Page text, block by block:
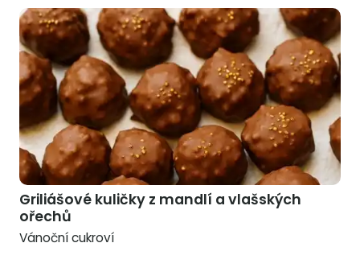
Griliášové kuličky z mandlí a vlašských
ořechů
Vánoční cukroví